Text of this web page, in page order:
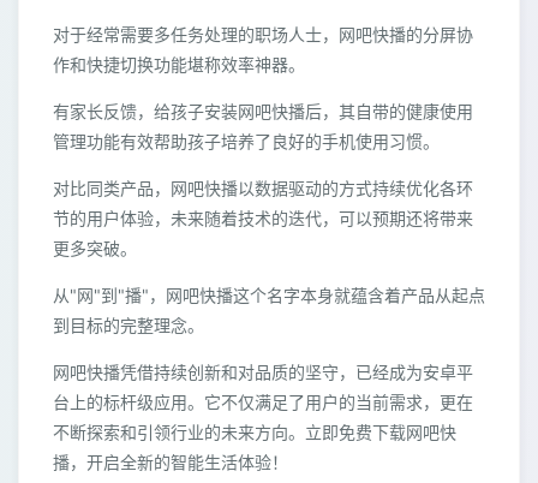
对于经常需要多任务处理的职场人士，网吧快播的分屏协
作和快捷切换功能堪称效率神器。
有家长反馈，给孩子安装网吧快播后，其自带的健康使用
管理功能有效帮助孩子培养了良好的手机使用习惯。
对比同类产品，网吧快播以数据驱动的方式持续优化各环
节的用户体验，未来随着技术的迭代，可以预期还将带来
更多突破。
从"网"到"播"，网吧快播这个名字本身就蕴含着产品从起点
到目标的完整理念。
网吧快播凭借持续创新和对品质的坚守，已经成为安卓平
台上的标杆级应用。它不仅满足了用户的当前需求，更在
不断探索和引领行业的未来方向。立即免费下载网吧快
播，开启全新的智能生活体验！